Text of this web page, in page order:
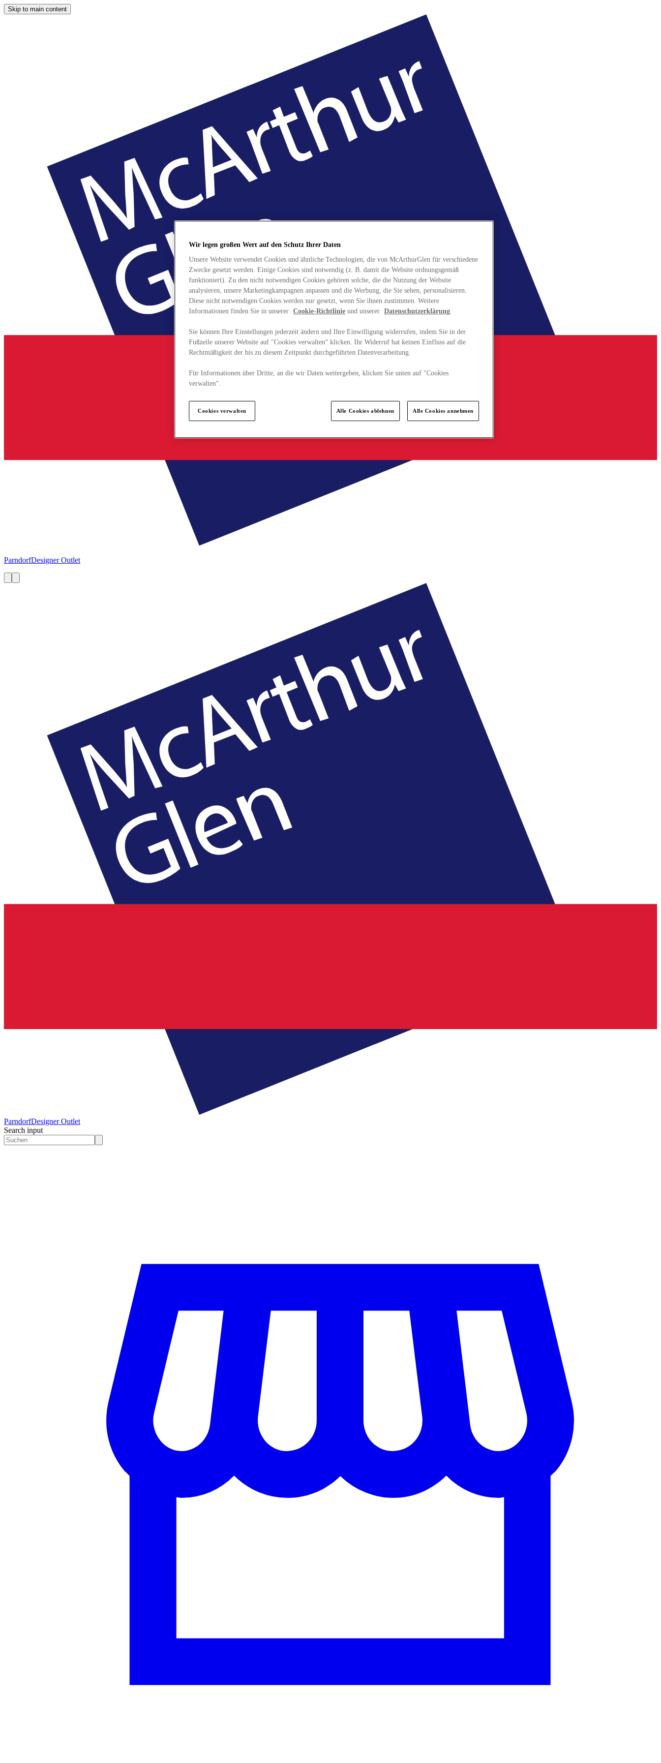
Skip to main content
ParndorfDesigner Outlet
ParndorfDesigner Outlet
Search input
Wir legen großen Wert auf den Schutz Ihrer Daten
Unsere Website verwendet Cookies und ähnliche Technologien, die von McArthurGlen für verschiedene
Zwecke gesetzt werden. Einige Cookies sind notwendig (z. B. damit die Website ordnungsgemäß
funktioniert). Zu den nicht notwendigen Cookies gehören solche, die die Nutzung der Website
analysieren, unsere Marketingkampagnen anpassen und die Werbung, die Sie sehen, personalisieren.
Diese nicht notwendigen Cookies werden nur gesetzt, wenn Sie ihnen zustimmen. Weitere
Informationen finden Sie in unserer Cookie-Richtlinie und unserer Datenschutzerklärung.
Sie können Ihre Einstellungen jederzeit ändern und Ihre Einwilligung widerrufen, indem Sie in der
Fußzeile unserer Website auf "Cookies verwalten“ klicken. Ihr Widerruf hat keinen Einfluss auf die
Rechtmäßigkeit der bis zu diesem Zeitpunkt durchgeführten Datenverarbeitung.
Für Informationen über Dritte, an die wir Daten weitergeben, klicken Sie unten auf "Cookies
verwalten“.
Cookies verwalten Alle Cookies ablehnen Alle Cookies annehmen